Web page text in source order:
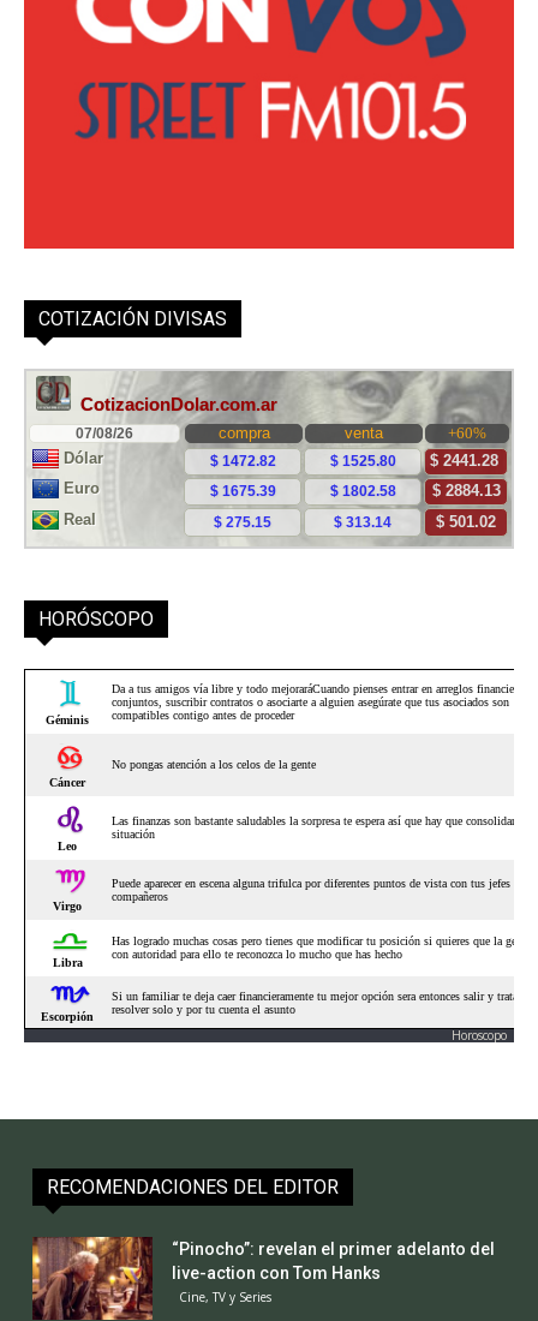
COTIZACIÓN DIVISAS
HORÓSCOPO
Horoscopo
RECOMENDACIONES DEL EDITOR
“Pinocho”: revelan el primer adelanto del
live-action con Tom Hanks
Cine, TV y Series